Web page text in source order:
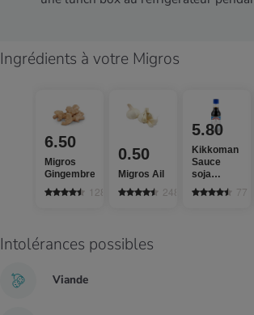
Ingrédients à votre Migros
6.50
Migros
Gingembre
1282
0.50
Migros Ail
2485
5.80
Kikkoman
Sauce
soja
tamari
77
Intolérances possibles
Viande